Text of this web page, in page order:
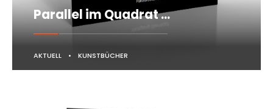
Parallel im Quadrat …
AKTUELL • KUNSTBÜCHER